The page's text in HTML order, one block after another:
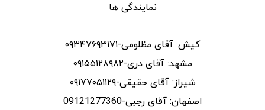
نمایندگی ها
کیش: آقای مظلومی-۰۹۳۴۷۶۹۳۱۷۱
مشهد: آقای دری-۰۹۱۵۵۱۲۸۹۸۲
شیراز: آقای حقیقی-۰۹۱۷۷۰۵۱۱۲۹
اصفهان: آقای رجبی-09121277360